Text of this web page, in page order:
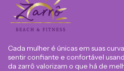
Cada mulher é únicas em suas
sentir confiante e confortável
da zarrô valorizam o que há de